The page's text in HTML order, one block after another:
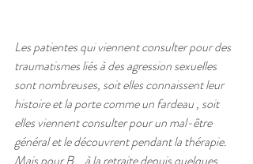
Les patientes qui viennent consulter pour des
traumatismes liés à des agression sexuelles
sont nombreuses, soit elles connaissent leur
histoire et la porte comme un fardeau , soit
elles viennent consulter pour un mal-être
général et le découvrent pendant la thérapie.